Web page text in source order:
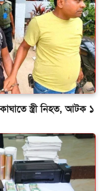
স্ত্রী নিহত, আটক ১